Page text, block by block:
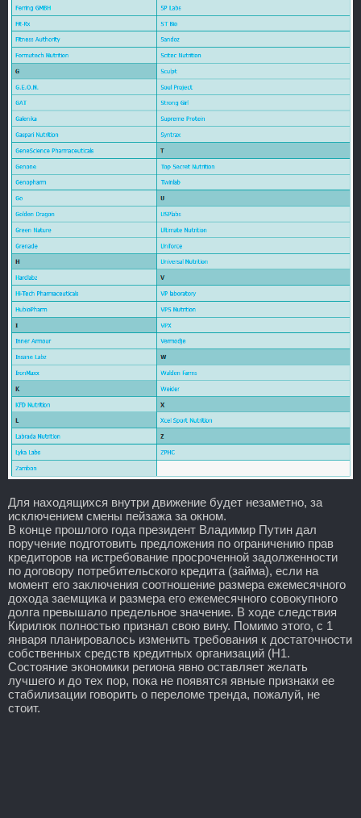
Для находящихся внутри движение будет незаметно, за
исключением смены пейзажа за окном.
В конце прошлого года президент Владимир Путин дал
поручение подготовить предложения по ограничению прав
кредиторов на истребование просроченной задолженности
по договору потребительского кредита (займа), если на
момент его заключения соотношение размера ежемесячного
дохода заемщика и размера его ежемесячного совокупного
долга превышало предельное значение. В ходе следствия
Кирилюк полностью признал свою вину. Помимо этого, с 1
января планировалось изменить требования к достаточности
собственных средств кредитных организаций (Н1.
Состояние экономики региона явно оставляет желать
лучшего и до тех пор, пока не появятся явные признаки ее
стабилизации говорить о переломе тренда, пожалуй, не
стоит.